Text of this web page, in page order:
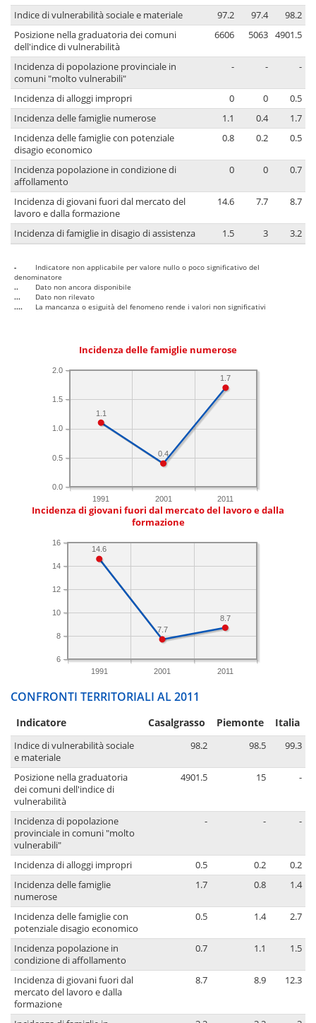
Indice di vulnerabilità sociale e materiale 97.2 97.4
98.2
Posizione nella graduatoria dei comuni
dell'indice di vulnerabilità
6606 5063 4901.5
Incidenza di popolazione provinciale in
comuni "molto vulnerabili"
- - -
Incidenza di alloggi impropri 0 0
0.5
Incidenza delle famiglie numerose
1.1 0.4
1.7
Incidenza delle famiglie con potenziale
disagio economico
0.8 0.2 0.5
Incidenza popolazione in condizione di
affollamento
0 0 0.7
Incidenza di giovani fuori dal mercato del
lavoro e dalla formazione
14.6 7.7 8.7
Incidenza di famiglie in disagio di assistenza 1.5 3 3.2
-
Indicatore non applicabile per valore nullo o poco significativo del
denominatore
..
Dato non ancora disponibile
...
Dato non rilevato
....
La mancanza o esiguità del fenomeno rende i valori non significativi
Incidenza delle famiglie numerose
1991 2001 2011
0.0
0.5
1.0
1.5
2.0
1.7
0.4
1.1
Incidenza di giovani fuori dal mercato del lavoro e dalla
formazione
1991 2001 2011
6
8
10
12
14
16
8.7
7.7
14.6
CONFRONTI TERRITORIALI AL 2011
Indicatore Casalgrasso Piemonte Italia
Indice di vulnerabilità sociale
e materiale
98.2 98.5 99.3
Posizione nella graduatoria
dei comuni dell'indice di
vulnerabilità
4901.5 15 -
Incidenza di popolazione
provinciale in comuni "molto
vulnerabili"
- - -
Incidenza di alloggi impropri 0.5 0.2
0.2
Incidenza delle famiglie
numerose
1.7 0.8 1.4
Incidenza delle famiglie con
potenziale disagio economico
0.5 1.4 2.7
Incidenza popolazione in
condizione di affollamento
0.7 1.1 1.5
Incidenza di giovani fuori dal
mercato del lavoro e dalla
formazione
8.7 8.9 12.3